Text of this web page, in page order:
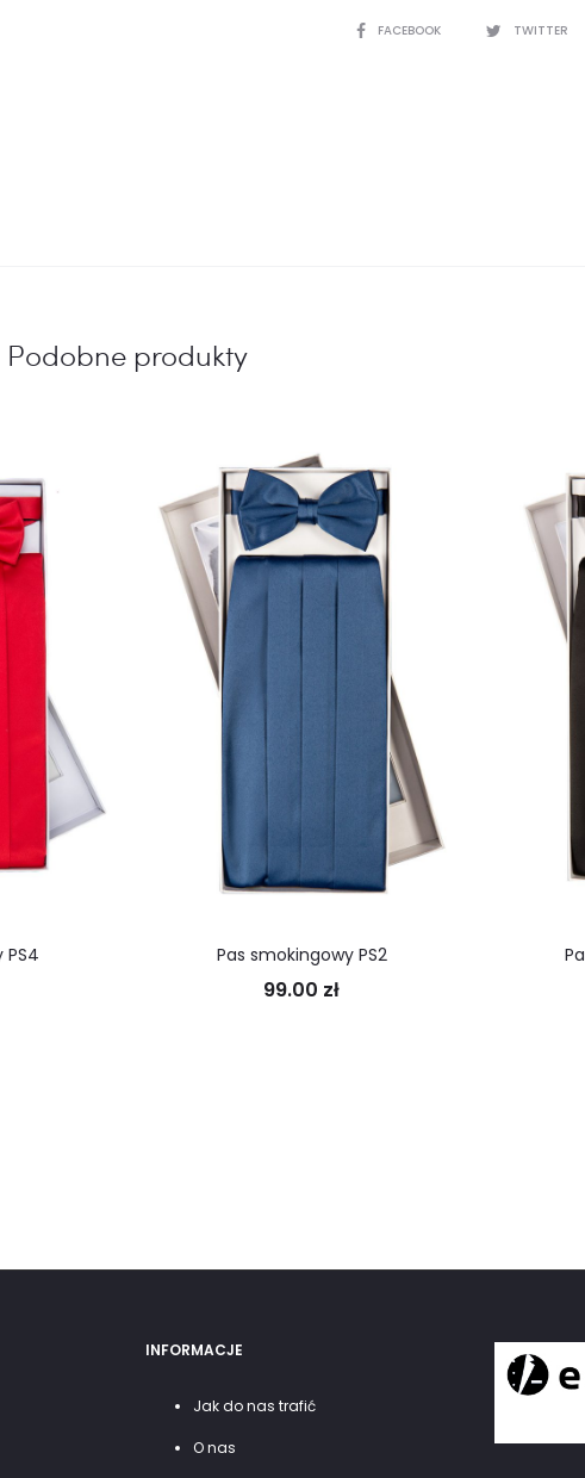
SHAREFACEBOOK TWITTER
Podobne produkty
PS4 Pas smokingowy PS2
99.00 zł
INFORMACJE
Jak do nas trafić
O nas